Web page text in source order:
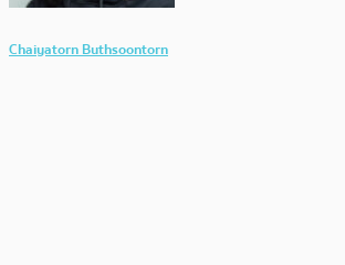
Chaiyatorn Buthsoontorn